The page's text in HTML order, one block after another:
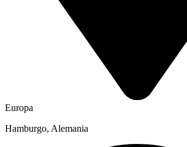
Europa
Hamburgo, Alemania